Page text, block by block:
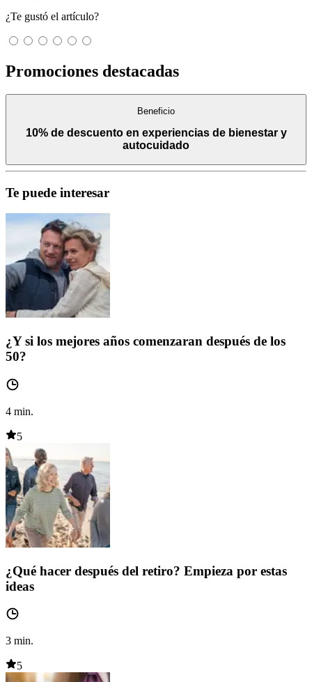
¿Te gustó el artículo?
Promociones destacadas
Beneficio
10% de descuento en experiencias de bienestar y
autocuidado
Te puede interesar
¿Y si los mejores años comenzaran después de los
50?
4 min.
5
¿Qué hacer después del retiro? Empieza por estas
ideas
3 min.
5